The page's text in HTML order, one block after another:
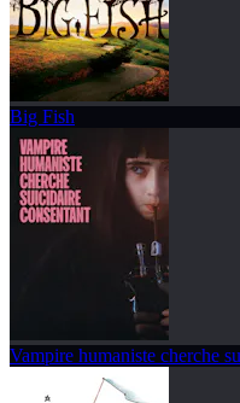
Big Fish
Vampire humaniste cherche